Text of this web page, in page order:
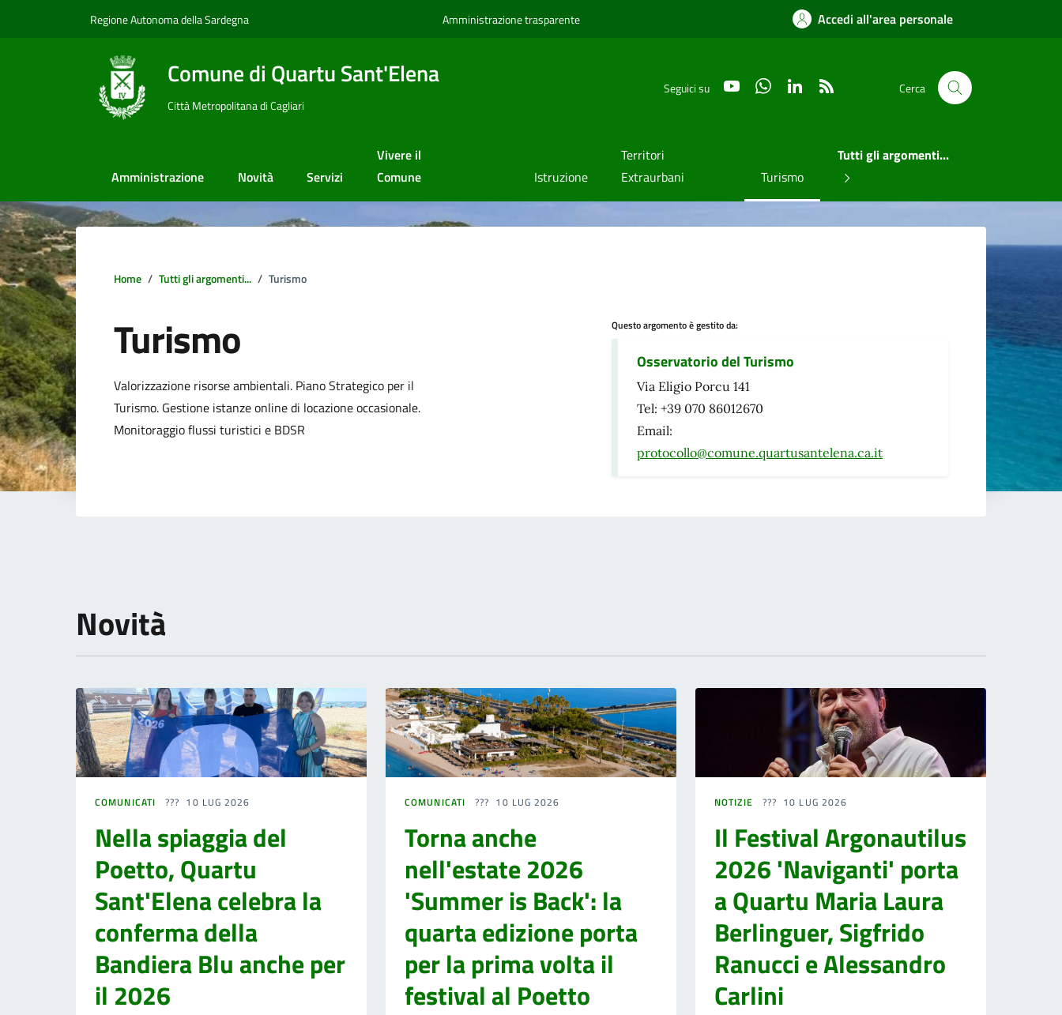
Regione Autonoma della Sardegna Amministrazione trasparente Accedi all'area personale
Comune di Quartu Sant'Elena
Città Metropolitana di Cagliari
Seguici su YouTube WhatsAppLinkedIn Cerca
Amministrazione Novità Servizi
Vivere il
Comune
Istruzione
Territori
Extraurbani
Turismo
Tutti gli argomenti...
Home Tutti gli argomenti... Turismo
Turismo
Dettagli della notizia
Valorizzazione risorse ambientali. Piano Strategico per il
Turismo. Gestione istanze online di locazione occasionale.
Monitoraggio flussi turistici e BDSR
Questo argomento è gestito da:
Osservatorio del Turismo
Via Eligio Porcu 141
Tel: +39 070 86012670
Email:
protocollo@comune.quartusantelena.ca.it
Novità
COMUNICATI 10 LUG 2026
Nella spiaggia del
Poetto, Quartu
Sant'Elena celebra la
conferma della
Bandiera Blu anche per
il 2026
COMUNICATI 10 LUG 2026
Torna anche
nell'estate 2026
'Summer is Back': la
quarta edizione porta
per la prima volta il
festival al Poetto
NOTIZIE 10 LUG 2026
Il Festival Argonautilus
2026 'Naviganti' porta
a Quartu Maria Laura
Berlinguer, Sigfrido
Ranucci e Alessandro
Carlini